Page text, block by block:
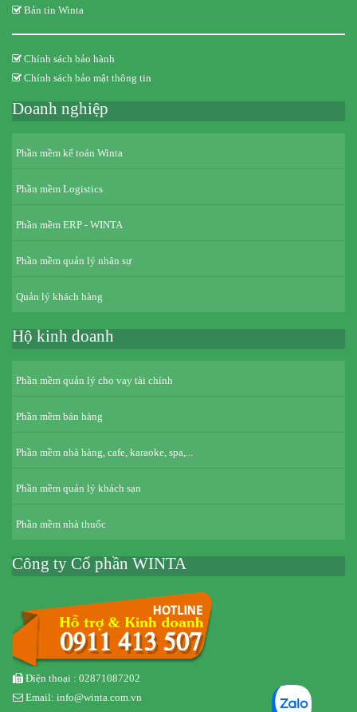
Bản tin Winta
Chính sách bảo hành
Chính sách bảo mật thông tin
Doanh nghiệp
Phần mềm kế toán Winta
Phần mềm Logistics
Phần mềm ERP - WINTA
Phần mềm quản lý nhân sự
Quản lý khách hàng
Hộ kinh doanh
Phần mềm quản lý cho vay tài chính
Phần mềm bán hàng
Phần mềm nhà hàng, cafe, karaoke, spa,...
Phần mềm quản lý khách sạn
Phần mềm nhà thuốc
Công ty Cổ phần WINTA
Điện thoại : 02871087202
Email: info@winta.com.vn